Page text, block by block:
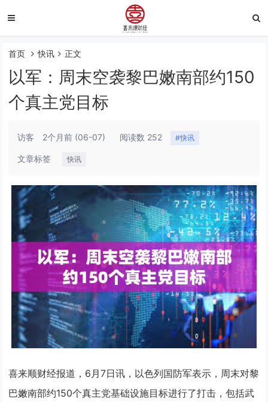
首页 快讯 正文
以军：周末空袭黎巴嫩南部约150
个真主党目标
访客 2个月前 (06-07) 阅读数 252 #快讯
文章标签 快讯
喜来顺财经报道，6月7日讯，以色列国防军表示，周末对黎
巴嫩南部约150个真主党基础设施目标进行了打击，包括武